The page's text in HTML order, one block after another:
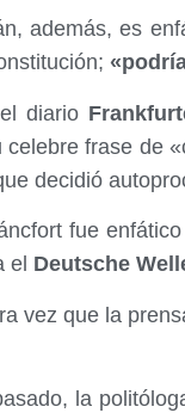
además, es
diario
celebre frase de
decidió
fue
el Deutsche
vez que la
la